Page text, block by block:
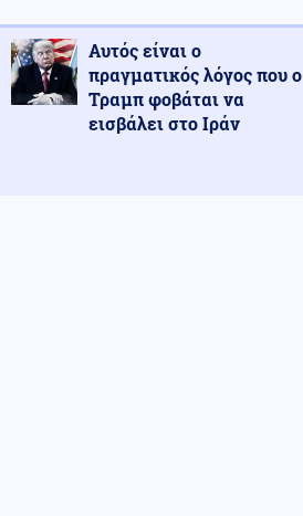
Αυτός είναι ο
πραγματικός λόγος που ο
Τραμπ φοβάται να
εισβάλει στο Ιράν